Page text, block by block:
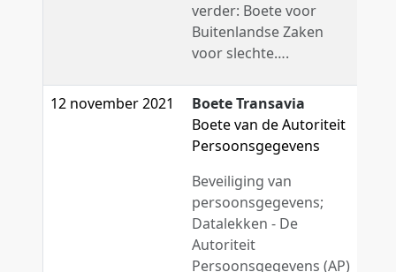
verder: Boete voor
Buitenlandse Zaken
voor slechte….
12 november 2021
Boete Transavia
Boete van de Autoriteit
Persoonsgegevens
Beveiliging van
persoonsgegevens;
Datalekken - De
Autoriteit
Persoonsgegevens (AP)